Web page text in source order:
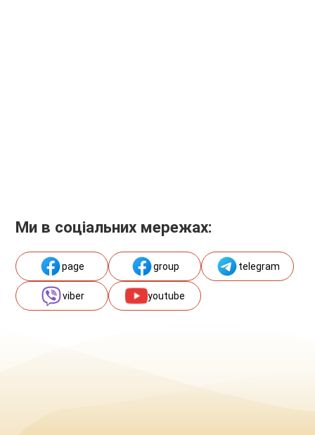
Ми в соціальних мережах:
page group telegram
viber youtube